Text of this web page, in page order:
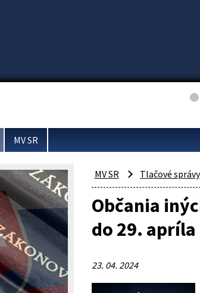
MV SR
MV SR Tlačové správy
Občania
do 29. apríla
23. 04. 2024